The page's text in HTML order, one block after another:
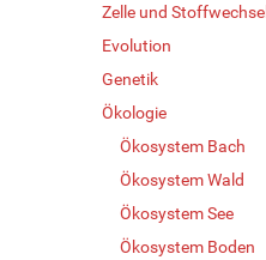
Zelle und Stoffwechsel
Evolution
Genetik
Ökologie
Ökosystem Bach
Ökosystem Wald
Ökosystem See
Ökosystem Boden